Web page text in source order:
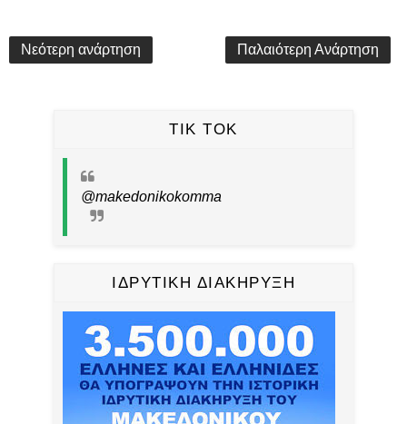
Νεότερη ανάρτηση Παλαιότερη Ανάρτηση
TIK TOK
@makedonikokomma
ΙΔΡΥΤΙΚΗ ΔΙΑΚΗΡΥΞΗ